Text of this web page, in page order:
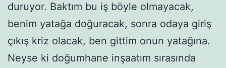
duruyor. Baktım bu iş böyle olmayacak,
benim yatağa doğuracak, sonra odaya giriş
çıkış kriz olacak, ben gittim onun yatağına.
Neyse ki doğumhane inşaatım sırasında